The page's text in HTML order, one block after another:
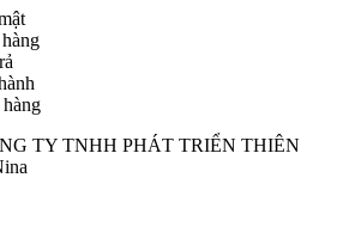
TY TNHH PHÁT TRIỂN THIÊN